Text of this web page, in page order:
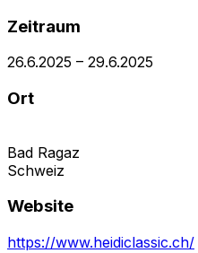
Zeitraum
26.6.2025 – 29.6.2025
Ort
Bad Ragaz
Schweiz
Website
https://www.heidiclassic.ch/